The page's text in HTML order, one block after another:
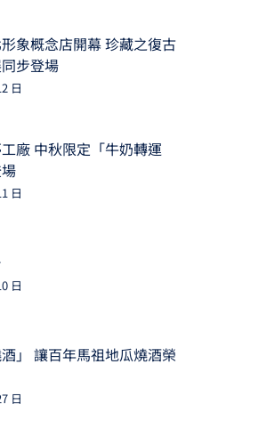
象概念店開幕 珍藏之復古
步登場
日
廠 中秋限定「牛奶轉運
日
日
酒」 讓百年馬祖地瓜燒酒榮
日